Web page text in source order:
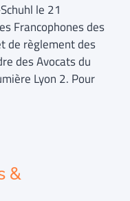
le 21
Francophones des
de règlement des
des Avocats du
Lyon 2. Pour
&